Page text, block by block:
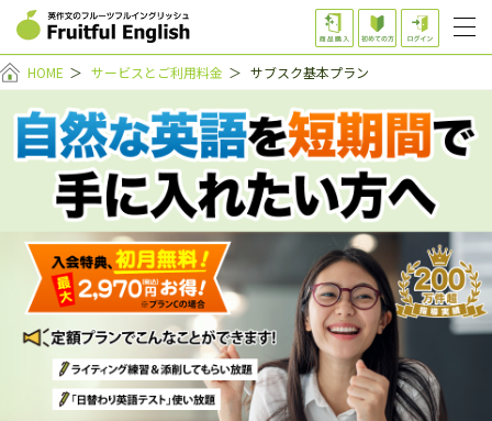
HOME ＞ サービスとご利用料金 ＞ サブスク基本プラン